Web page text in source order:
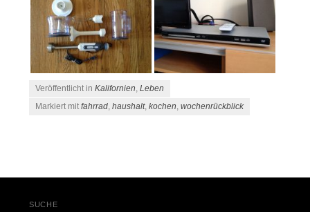
Veröffentlicht inKalifornien,Leben
Markiert mitfahrrad,haushalt,kochen,wochenrückblick
SUCHE